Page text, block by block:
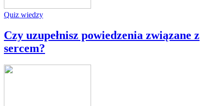
Quiz wiedzy
Czy uzupełnisz powiedzenia związane z
sercem?